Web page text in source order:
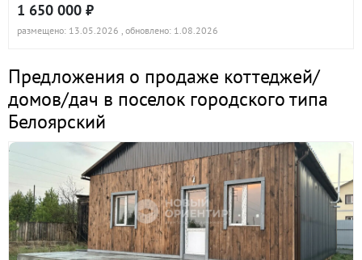
1 650 000 ₽
размещено: 13.05.2026 , обновлено: 1.08.2026
Предложения о продаже коттеджей/
домов/дач в поселок городского типа
Белоярский